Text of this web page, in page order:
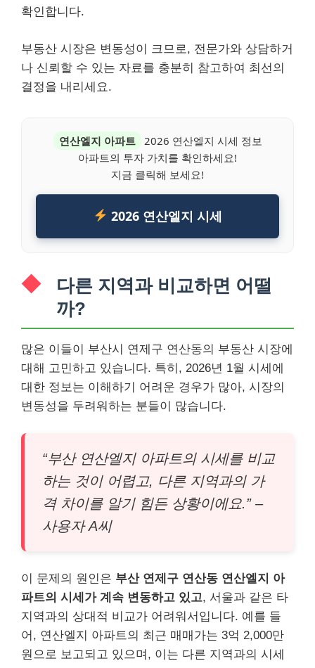
확인합니다.
부동산 시장은 변동성이 크므로, 전문가와 상담하거
나 신뢰할 수 있는 자료를 충분히 참고하여 최선의
결정을 내리세요.
연산엘지 아파트
2026 연산엘지 시세 정보
아파트의 투자 가치를 확인하세요!
지금 클릭해 보세요!
2026 연산엘지 시세
다른 지역과 비교하면 어떨
까?
많은 이들이 부산시 연제구 연산동의 부동산 시장에
대해 고민하고 있습니다. 특히, 2026년 1월 시세에
대한 정보는 이해하기 어려운 경우가 많아, 시장의
변동성을 두려워하는 분들이 많습니다.
“부산 연산엘지 아파트의 시세를 비교
하는 것이 어렵고, 다른 지역과의 가
격 차이를 알기 힘든 상황이에요.” –
사용자 A씨
이 문제의 원인은 부산 연제구 연산동 연산엘지 아
파트의 시세가 계속 변동하고 있고, 서울과 같은 타
지역과의 상대적 비교가 어려워서입니다. 예를 들
어, 연산엘지 아파트의 최근 매매가는 3억 2,000만
원으로 보고되고 있으며, 이는 다른 지역과의 시세